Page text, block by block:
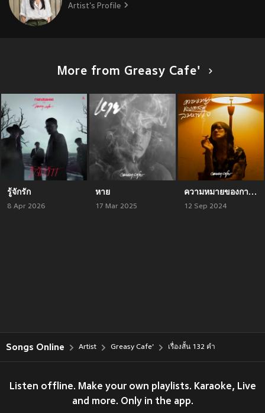
Artist's Profile
More from Greasy Cafe'
รู้จักรัก
8 Apr 2026
หาย
17 Mar 2025
ความหมายของการมีลมหายใจ
12 Sep 2024
Songs Online Artist Greasy Cafe' เรื่องสั้น 132 คำ
Listen offline. Make your own playlists. Karaoke, Live
and more. Only in the app.